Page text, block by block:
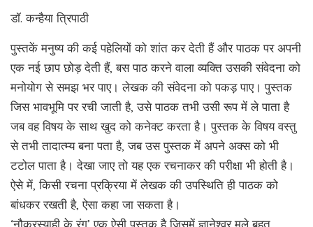
डॉ. कन्हैया त्रिपाठी
पुस्तकें मनुष्य की कई पहेलियों को शांत कर देती हैं और पाठक पर अपनी
एक नई छाप छोड़ देती हैं, बस पाठ करने वाला व्यक्ति उसकी संवेदना को
मनोयोग से समझ भर पाए। लेखक की संवेदना को पकड़ पाए। पुस्तक
जिस भावभूमि पर रची जाती है, उसे पाठक तभी उसी रूप में ले पाता है
जब वह विषय के साथ खुद को कनेक्ट करता है। पुस्तक के विषय वस्तु
से तभी तादात्म्य बना पता है, जब उस पुस्तक में अपने अक्स को भी
टटोल पाता है। देखा जाए तो यह एक रचनाकर की परीक्षा भी होती है।
ऐसे में, किसी रचना प्रक्रिया में लेखक की उपस्थिति ही पाठक को
बांधकर रखती है, ऐसा कहा जा सकता है।
‘नौकरस्याही के रंग’ एक ऐसी पुस्तक है जिसमें ज्ञानेश्वर मुले बहुत